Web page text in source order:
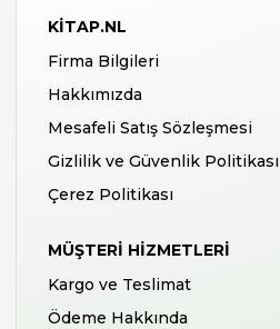
KITAP.NL
Firma Bilgileri
Hakkımızda
Mesafeli Satış Sözleşmesi
Gizlilik ve Güvenlik Politikası
Çerez Politikası
MÜŞTERI HIZMETLERI
Kargo ve Teslimat
Ödeme Hakkında